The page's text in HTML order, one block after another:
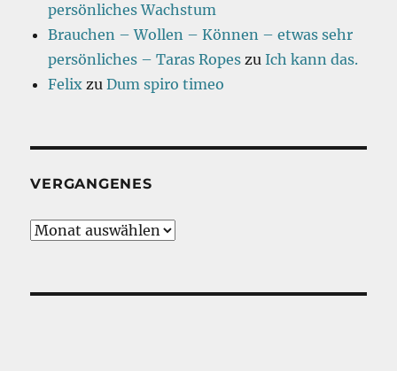
persönliches Wachstum
Brauchen – Wollen – Können – etwas sehr
persönliches – Taras Ropes zuIch kann das.
Felix zuDum spiro timeo
VERGANGENES
Vergangenes